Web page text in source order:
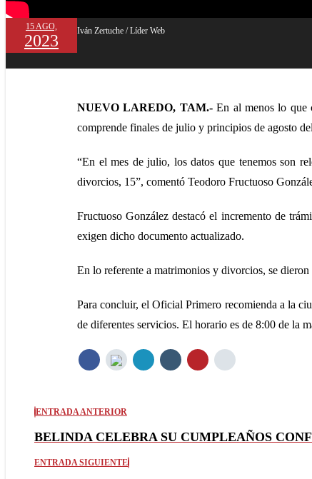
15 AGO,
2023
Iván Zertuche / Líder Web
NUEVO LAREDO, TAM.-En al menos lo que
comprende finales de julio y principios de agosto
“En el mes de julio, los datos que tenemos son
divorcios, 15”, comentó Teodoro Fructuoso
Fructuoso González destacó el incremento de
exigen dicho documento actualizado.
En lo referente a matrimonios y divorcios, se dieron
Para concluir, el Oficial Primero recomienda a la
de diferentes servicios. El horario es de 8:00 de la
ENTRADA ANTERIOR
BELINDA CELEBRA SU CUMPLEAÑOS
ENTRADA SIGUIENTE